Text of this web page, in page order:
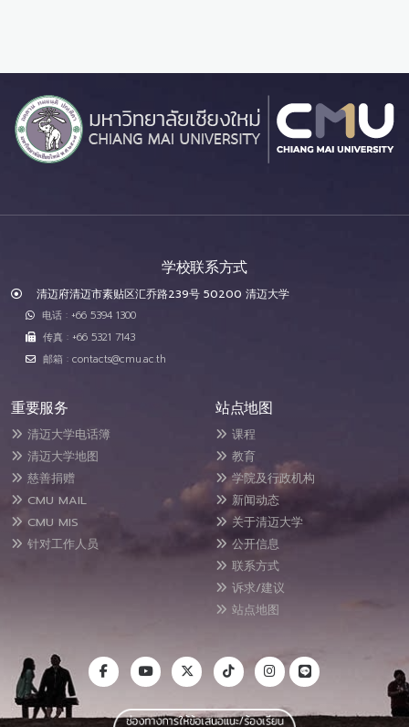
学校联系方式
清迈府清迈市素贴区汇乔路239号 50200 清迈大学
电话 : +66 5394 1300
传真 : +66 5321 7143
邮箱 : contacts@cmu.ac.th
重要服务
清迈大学电话簿
清迈大学地图
慈善捐赠
CMU MAIL
CMU MIS
针对工作人员
站点地图
课程
教育
学院及行政机构
新闻动态
关于清迈大学
公开信息
联系方式
诉求/建议
站点地图